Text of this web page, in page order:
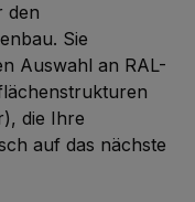
den
Sie
Auswahl an RAL-
die Ihre
auf das nächste